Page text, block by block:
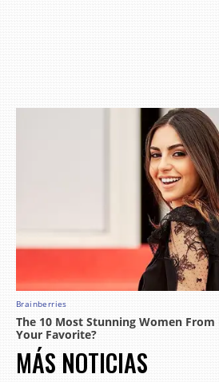
MÁS NOTICIAS